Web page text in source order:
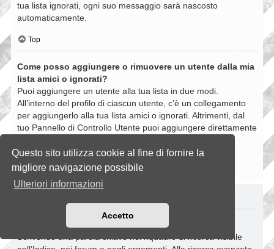
Questo sito utilizza cookie al fine di fornire la
migliore navigazione possibile
Ulteriori informazioni
Accetto
tua lista ignorati, ogni suo messaggio sarà nascosto
automaticamente.
Top
Come posso aggiungere o rimuovere un utente dalla mia
lista amici o ignorati?
Puoi aggiungere un utente alla tua lista in due modi.
All’interno del profilo di ciascun utente, c’è un collegamento
per aggiungerlo alla tua lista amici o ignorati. Altrimenti, dal
tuo Pannello di Controllo Utente puoi aggiungere direttamente
rimuovere un utente dalla lista dalla stessa pagina.
Top
Come si fanno le ricerche nella Board?
Scrivendo una parola chiave nel riquadro di ricerca visibile